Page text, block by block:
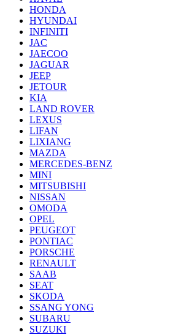
HONDA
HYUNDAI
INFINITI
JAC
JAECOO
JAGUAR
JEEP
JETOUR
KIA
LAND ROVER
LEXUS
LIFAN
LIXIANG
MAZDA
MERCEDES-BENZ
MINI
MITSUBISHI
NISSAN
OMODA
OPEL
PEUGEOT
PONTIAC
PORSCHE
RENAULT
SAAB
SEAT
SKODA
SSANG YONG
SUBARU
SUZUKI